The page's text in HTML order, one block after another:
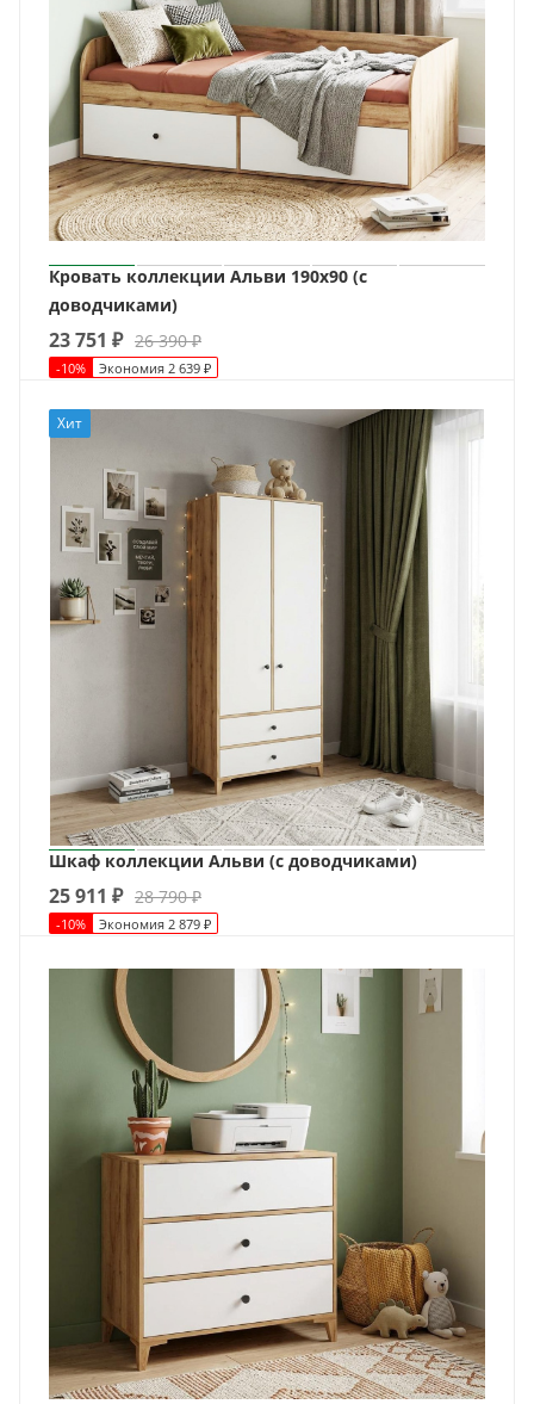
Кровать коллекции Альви 190х90 (с
доводчиками)
23 751 ₽ 26 390₽
-10% Экономия 2 639 ₽
Хит
Шкаф коллекции Альви (с доводчиками)
25 911 ₽ 28 790₽
-10% Экономия 2 879 ₽